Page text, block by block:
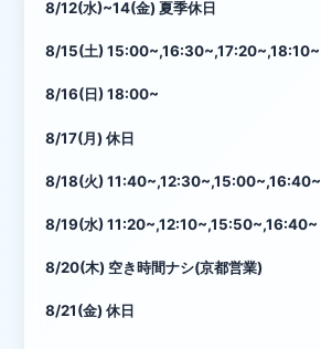
8/12(水)~14(金) 夏季休日
8/15(土) 15:00~,16:30~,17:20~,18:10~
8/16(日) 18:00~
8/17(月) 休日
8/18(火) 11:40~,12:30~,15:00~,16:40~
8/19(水) 11:20~,12:10~,15:50~,16:40~
8/20(木) 空き時間ナシ(京都営業)
8/21(金) 休日